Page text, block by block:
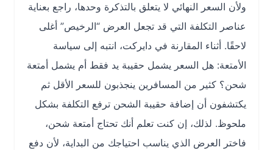
ولأن السعر النهائي لا يتعلق بالتذكرة وحدها، راجع بعناية
عناصر التكلفة التي قد تجعل العرض “الرخيص” أغلى
لاحقًا. أثناء المقارنة في دايركت، انتبه إلى سياسة
الأمتعة: هل السعر يشمل حقيبة يد فقط أم يشمل أمتعة
شحن؟ كثير من المسافرين ينجذبون للسعر الأقل ثم
يكتشفون أن إضافة حقيبة الشحن ترفع التكلفة بشكل
ملحوظ. لذلك، إن كنت تعلم أنك تحتاج أمتعة شحن،
فاختر العرض الذي يناسب احتياجك من البداية، لأن دفع